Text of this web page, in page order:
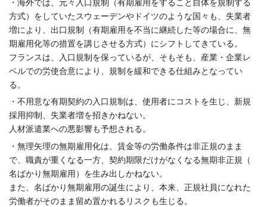
・海外では、元々入口規制（有期雇用をすること自体を規制する
方式） をしていたスウェーデンやドイツのような国々も、 失業者
増により、出口規制（有期雇用を不当に継続した等の場合に、 無
期雇用化等の措置を講じさせる方式）にシフトしてきている。
フランスは、入口規制を保っているが、そもそも、 産業・ 企業レ
ベルでの労使合意により、 規制を緩和できる仕組みとなってい
る。
・不用意な有期契約の入口規制は、使用者にコストを生じ、 新規
採用抑制、失業者増を招きかねない。
人材派遣業への悪影響も予想される。
・無理矢理の無期雇用化は、賃金等の労働条件は非正規のまま
で、 職責が重くなる一方、契約期限だけがなくなる無期非正規（
名ばかり無期雇用）を生み出しかねない。
また、名ばかり無期雇用の誕生により、本来、 正規社員になれた
労働者がそのまま留め置かれるリスクも生じる。